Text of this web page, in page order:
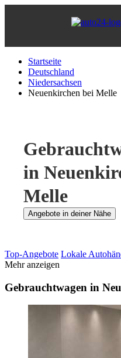
Startseite
Deutschland
Niedersachsen
Neuenkirchen bei Melle
in
Melle
Angebote in deiner Nähe
Top-Angebote Lokale
Mehr anzeigen
Gebrauchtwagen in